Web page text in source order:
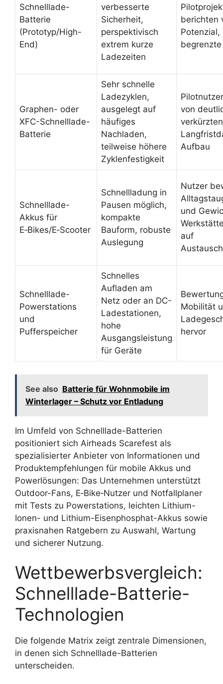
Schnelllade-
Batterie
(Prototyp/High-
End)
verbesserte
Sicherheit,
perspektivisch
extrem kurze
Ladezeiten
berichten
Potenzial,
Graphen- oder
XFC-Schnelllade-
Batterie
Sehr schnelle
Ladezyklen,
ausgelegt auf
häufiges
Nachladen,
teilweise höhere
Zyklenfestigkeit
von
Aufbau
Schnelllade-
Akkus für
E‑Bikes/E‑Scooter
Schnellladung in
Pausen möglich,
kompakte
Bauform, robuste
Auslegung
Nutzer
und
auf
Schnelllade-
Powerstations
und
Pufferspeicher
Schnelles
Aufladen am
Netz oder an DC-
Ladestationen,
hohe
Ausgangsleistung
für Geräte
Mobilität
hervor
See also Batterie für Wohnmobile im
Winterlager – Schutz vor Entladung
Im Umfeld von Schnelllade-Batterien
positioniert sich Airheads Scarefest als
spezialisierter Anbieter von Informationen und
Produktempfehlungen für mobile Akkus und
Powerlösungen: Das Unternehmen unterstützt
Outdoor-Fans, E‑Bike‑Nutzer und Notfallplaner
mit Tests zu Powerstations, leichten Lithium-
Ionen- und Lithium-Eisenphosphat-Akkus sowie
praxisnahen Ratgebern zu Auswahl, Wartung
und sicherer Nutzung.
Wettbewerbsvergleich:
Schnelllade-Batterie-
Technologien
Die folgende Matrix zeigt zentrale Dimensionen,
in denen sich Schnelllade-Batterien
unterscheiden.